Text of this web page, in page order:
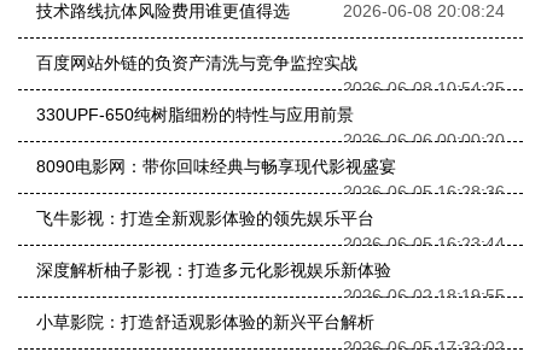
技术路线抗体风险费用谁更值得选
2026-06-08 20:08:24
百度网站外链的负资产清洗与竞争监控实战
2026-06-08 10:54:25
330UPF-650纯树脂细粉的特性与应用前景
2026-06-06 00:00:20
8090电影网：带你回味经典与畅享现代影视盛宴
2026-06-05 16:28:36
飞牛影视：打造全新观影体验的领先娱乐平台
2026-06-05 16:23:44
深度解析柚子影视：打造多元化影视娱乐新体验
2026-06-02 18:19:55
小草影院：打造舒适观影体验的新兴平台解析
2026-06-05 17:32:02